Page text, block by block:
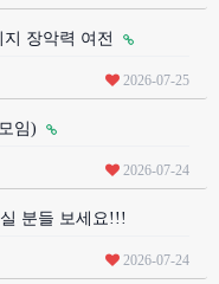
장악력 여전
2026-07-25
임)
2026-07-24
분들 보세요!!!
2026-07-24